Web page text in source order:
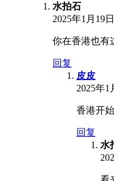
水拍石
2025年1月19
你在香港也有
回复
皮皮
2025年1
香港开
回复
水